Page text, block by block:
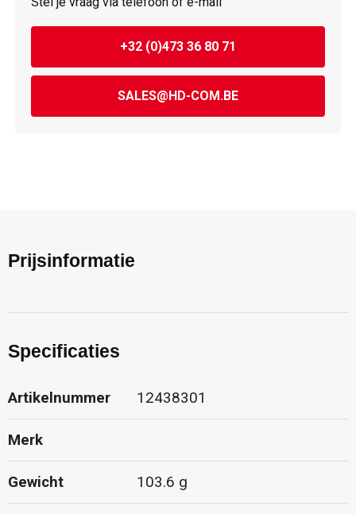
+32 (0)473 36 80 71
SALES@HD-COM.BE
Prijsinformatie
Specificaties
Artikelnummer 12438301
Merk
Gewicht 103.6 g